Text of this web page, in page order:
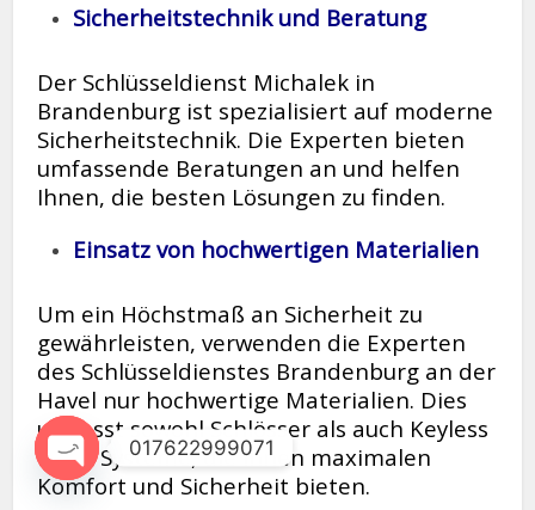
Sicherheitstechnik und Beratung
Der Schlüsseldienst Michalek in
Brandenburg ist spezialisiert auf moderne
Sicherheitstechnik. Die Experten bieten
umfassende Beratungen an und helfen
Ihnen, die besten Lösungen zu finden.
Einsatz von hochwertigen Materialien
Um ein Höchstmaß an Sicherheit zu
gewährleisten, verwenden die Experten
des Schlüsseldienstes Brandenburg an der
Havel nur hochwertige Materialien. Dies
umfasst sowohl Schlösser als auch Keyless
Entry Systeme, die Ihnen maximalen
Komfort und Sicherheit bieten.
017622999071
Open